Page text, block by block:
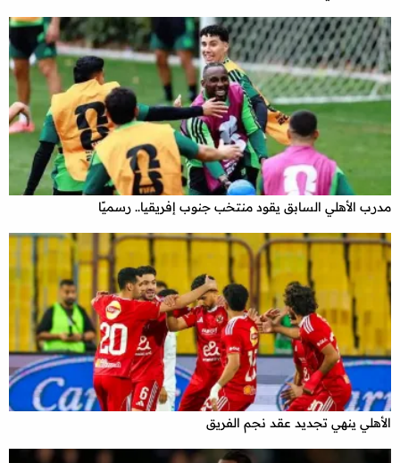
مدرب الأهلي السابق يقود منتخب جنوب إفريقيا.. رسميًا
الأهلي ينهي تجديد عقد نجم الفريق